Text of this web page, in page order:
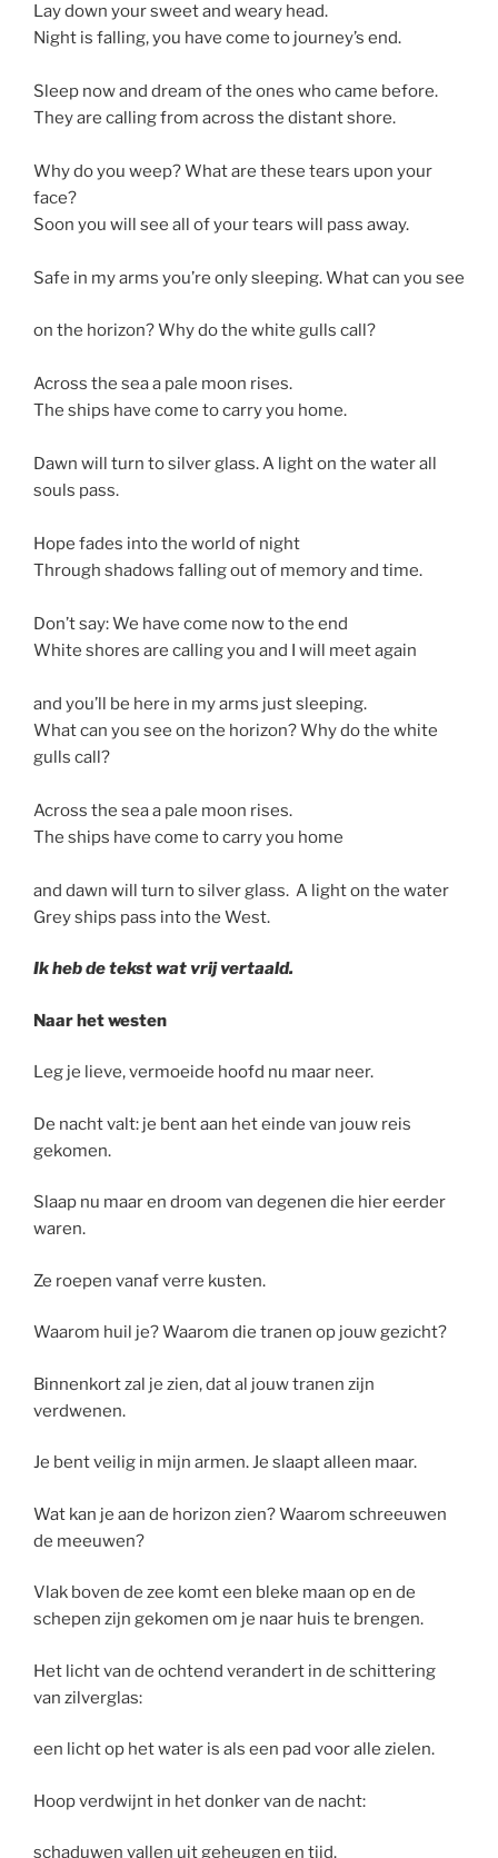
Lay down your sweet and weary head.
Night is falling, you have come to journey’s end.
Sleep now and dream of the ones who came before.
They are calling from across the distant shore.
Why do you weep? What are these tears upon your
face?
Soon you will see all of your tears will pass away.
Safe in my arms you’re only sleeping. What can you see
on the horizon? Why do the white gulls call?
Across the sea a pale moon rises.
The ships have come to carry you home.
Dawn will turn to silver glass. A light on the water all
souls pass.
Hope fades into the world of night
Through shadows falling out of memory and time.
Don’t say: We have come now to the end
White shores are calling you and I will meet again
and you’ll be here in my arms just sleeping.
What can you see on the horizon? Why do the white
gulls call?
Across the sea a pale moon rises.
The ships have come to carry you home
and dawn will turn to silver glass. A light on the water
Grey ships pass into the West.
Ik heb de tekst wat vrij vertaald.
Naar het westen
Leg je lieve, vermoeide hoofd nu maar neer.
De nacht valt: je bent aan het einde van jouw reis
gekomen.
Slaap nu maar en droom van degenen die hier eerder
waren.
Ze roepen vanaf verre kusten.
Waarom huil je? Waarom die tranen op jouw gezicht?
Binnenkort zal je zien, dat al jouw tranen zijn
verdwenen.
Je bent veilig in mijn armen. Je slaapt alleen maar.
Wat kan je aan de horizon zien? Waarom schreeuwen
de meeuwen?
Vlak boven de zee komt een bleke maan op en de
schepen zijn gekomen om je naar huis te brengen.
Het licht van de ochtend verandert in de schittering
van zilverglas:
een licht op het water is als een pad voor alle zielen.
Hoop verdwijnt in het donker van de nacht:
schaduwen vallen uit geheugen en tijd.